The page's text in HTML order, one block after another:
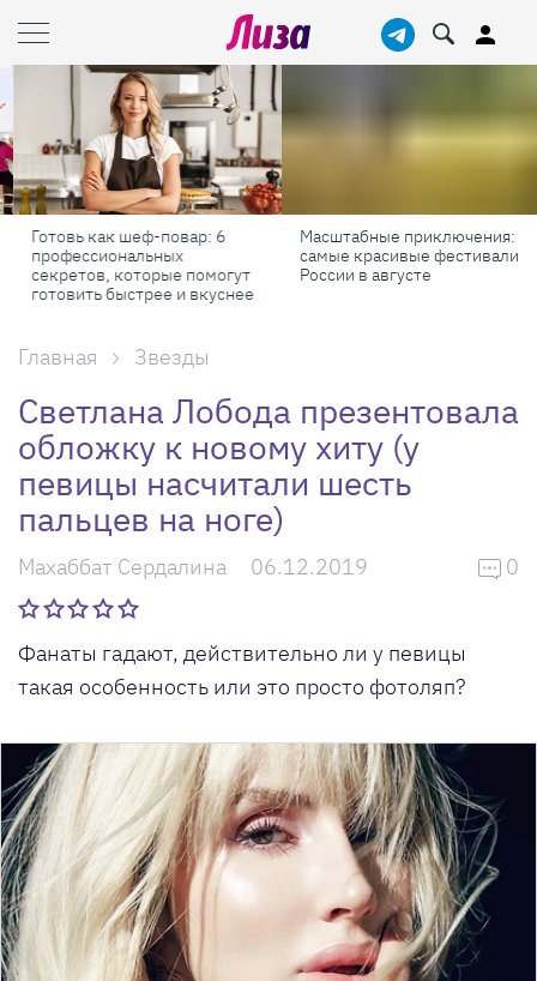
Готовь как шеф-повар: 6
профессиональных
секретов, которые помогут
готовить быстрее и вкуснее
Масштабные приключения:
самые красивые фестивали
России в августе
Главная Звезды
Светлана Лобода презентовала
обложку к новому хиту (у
певицы насчитали шесть
пальцев на ноге)
Махаббат Сердалина 06.12.2019 0
Фанаты гадают, действительно ли у певицы
такая особенность или это просто фотоляп?